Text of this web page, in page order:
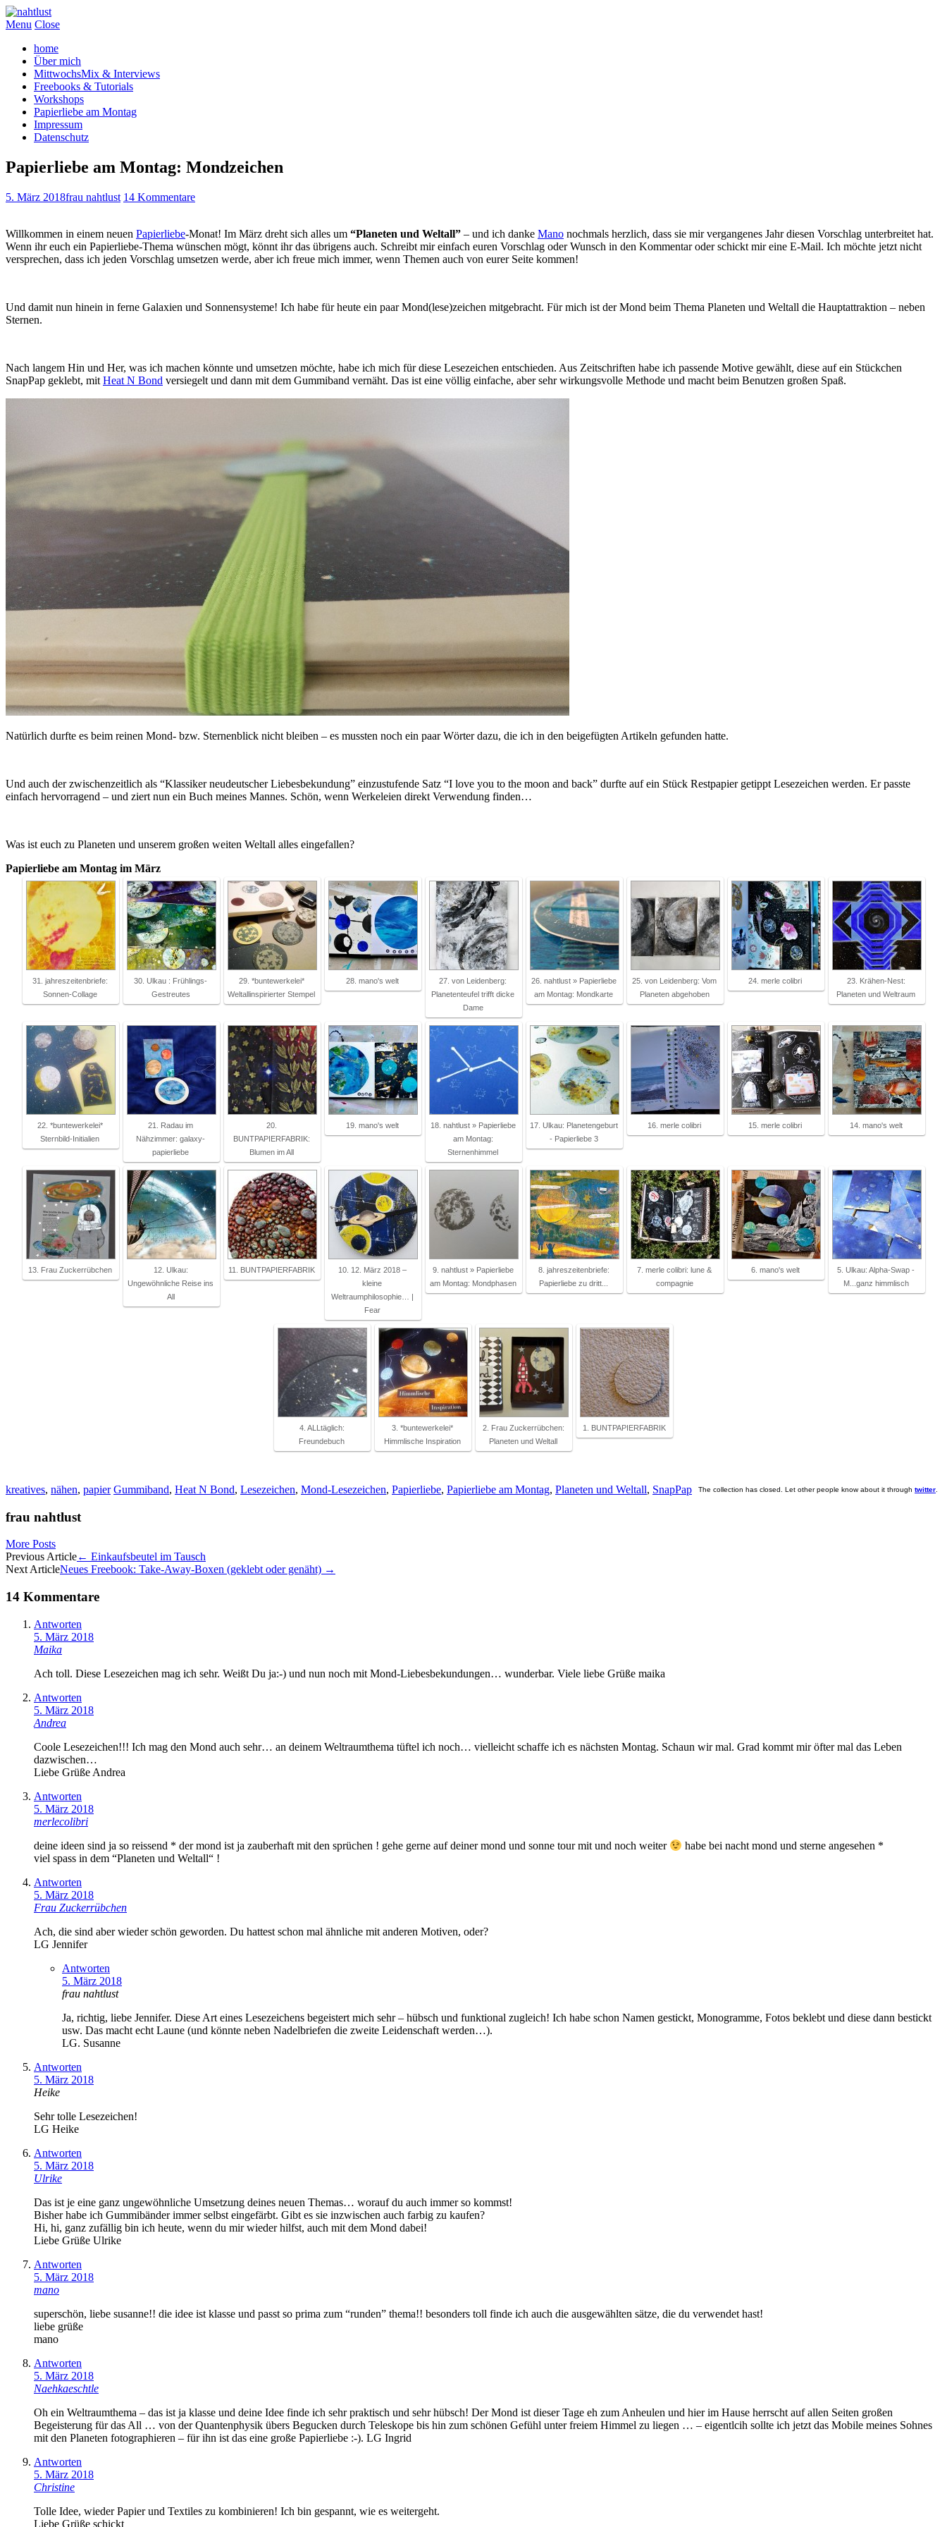
Menu Close
home
Über mich
MittwochsMix & Interviews
Freebooks & Tutorials
Workshops
Papierliebe am Montag
Impressum
Datenschutz
Papierliebe am Montag: Mondzeichen
5. März 2018frau nahtlust 14 Kommentare
Willkommen in einem neuen Papierliebe-Monat! Im März dreht sich alles um “Planeten und Weltall” – und ich danke Mano nochmals herzlich, dass sie mir vergangenes Jahr diesen Vorschlag unterbreitet hat.
Wenn ihr euch ein Papierliebe-Thema wünschen mögt, könnt ihr das übrigens auch. Schreibt mir einfach euren Vorschlag oder Wunsch in den Kommentar oder schickt mir eine E-Mail. Ich möchte jetzt nicht
versprechen, dass ich jeden Vorschlag umsetzen werde, aber ich freue mich immer, wenn Themen auch von eurer Seite kommen!
Und damit nun hinein in ferne Galaxien und Sonnensysteme! Ich habe für heute ein paar Mond(lese)zeichen mitgebracht. Für mich ist der Mond beim Thema Planeten und Weltall die Hauptattraktion – neben
Sternen.
Nach langem Hin und Her, was ich machen könnte und umsetzen möchte, habe ich mich für diese Lesezeichen entschieden. Aus Zeitschriften habe ich passende Motive gewählt, diese auf ein Stückchen
SnapPap geklebt, mit Heat N Bond versiegelt und dann mit dem Gummiband vernäht. Das ist eine völlig einfache, aber sehr wirkungsvolle Methode und macht beim Benutzen großen Spaß.
Natürlich durfte es beim reinen Mond- bzw. Sternenblick nicht bleiben – es mussten noch ein paar Wörter dazu, die ich in den beigefügten Artikeln gefunden hatte.
Und auch der zwischenzeitlich als “Klassiker neudeutscher Liebesbekundung” einzustufende Satz “I love you to the moon and back” durfte auf ein Stück Restpapier getippt Lesezeichen werden. Er passte
einfach hervorragend – und ziert nun ein Buch meines Mannes. Schön, wenn Werkeleien direkt Verwendung finden…
Was ist euch zu Planeten und unserem großen weiten Weltall alles eingefallen?
Papierliebe am Montag im März
31. jahreszeitenbriefe:
Sonnen-Collage
30. Ulkau : Frühlings-
Gestreutes
29. *buntewerkelei*
Weltallinspirierter Stempel
28. mano's welt
27. von Leidenberg:
Planetenteufel trifft dicke
Dame
26. nahtlust » Papierliebe
am Montag: Mondkarte
25. von Leidenberg: Vom
Planeten abgehoben
24. merle colibri
23. Krähen-Nest:
Planeten und Weltraum
22. *buntewerkelei*
Sternbild-Initialien
21. Radau im
Nähzimmer: galaxy-
papierliebe
20.
BUNTPAPIERFABRIK:
Blumen im All
19. mano's welt
18. nahtlust » Papierliebe
am Montag:
Sternenhimmel
17. Ulkau: Planetengeburt
- Papierliebe 3
16. merle colibri 15. merle colibri 14. mano's welt
13. Frau Zuckerrübchen
12. Ulkau:
Ungewöhnliche Reise ins
All
11. BUNTPAPIERFABRIK
10. 12. März 2018 –
kleine
Weltraumphilosophie… |
Fear
9. nahtlust » Papierliebe
am Montag: Mondphasen
8. jahreszeitenbriefe:
Papierliebe zu dritt...
7. merle colibri: lune &
compagnie
6. mano's welt
5. Ulkau: Alpha-Swap -
M...ganz himmlisch
4. ALLtäglich:
Freundebuch
3. *buntewerkelei*
Himmlische Inspiration
2. Frau Zuckerrübchen:
Planeten und Weltall
1. BUNTPAPIERFABRIK
The collection has closed. Let other people know about it through twitter
kreatives, nähen, papier Gummiband, Heat N Bond, Lesezeichen, Mond-Lesezeichen, Papierliebe, Papierliebe am Montag, Planeten und Weltall, SnapPap
frau nahtlust
More Posts
Artikel-
Navigation
Previous Article← Einkaufsbeutel im Tausch
Next ArticleNeues Freebook: Take-Away-Boxen (geklebt oder genäht) →
14 Kommentare
Antworten
5. März 2018
Maika
Ach toll. Diese Lesezeichen mag ich sehr. Weißt Du ja:-) und nun noch mit Mond-Liebesbekundungen… wunderbar. Viele liebe Grüße maika
Antworten
5. März 2018
Andrea
Coole Lesezeichen!!! Ich mag den Mond auch sehr… an deinem Weltraumthema tüftel ich noch… vielleicht schaffe ich es nächsten Montag. Schaun wir mal. Grad kommt mir öfter mal das Leben
dazwischen…
Liebe Grüße Andrea
Antworten
5. März 2018
merlecolibri
deine ideen sind ja so reissend * der mond ist ja zauberhaft mit den sprüchen ! gehe gerne auf deiner mond und sonne tour mit und noch weiter
habe bei nacht mond und sterne angesehen *
viel spass in dem “Planeten und Weltall“ !
Antworten
5. März 2018
Frau Zuckerrübchen
Ach, die sind aber wieder schön geworden. Du hattest schon mal ähnliche mit anderen Motiven, oder?
LG Jennifer
Antworten
5. März 2018
frau nahtlust
Ja, richtig, liebe Jennifer. Diese Art eines Lesezeichens begeistert mich sehr – hübsch und funktional zugleich! Ich habe schon Namen gestickt, Monogramme, Fotos beklebt und diese dann bestickt
usw. Das macht echt Laune (und könnte neben Nadelbriefen die zweite Leidenschaft werden…).
LG. Susanne
Antworten
5. März 2018
Heike
Sehr tolle Lesezeichen!
LG Heike
Antworten
5. März 2018
Ulrike
Das ist je eine ganz ungewöhnliche Umsetzung deines neuen Themas… worauf du auch immer so kommst!
Bisher habe ich Gummibänder immer selbst eingefärbt. Gibt es sie inzwischen auch farbig zu kaufen?
Hi, hi, ganz zufällig bin ich heute, wenn du mir wieder hilfst, auch mit dem Mond dabei!
Liebe Grüße Ulrike
Antworten
5. März 2018
mano
superschön, liebe susanne!! die idee ist klasse und passt so prima zum “runden” thema!! besonders toll finde ich auch die ausgewählten sätze, die du verwendet hast!
liebe grüße
mano
Antworten
5. März 2018
Naehkaeschtle
Oh ein Weltraumthema – das ist ja klasse und deine Idee finde ich sehr praktisch und sehr hübsch! Der Mond ist dieser Tage eh zum Anheulen und hier im Hause herrscht auf allen Seiten großen
Begeisterung für das All … von der Quantenphysik übers Begucken durch Teleskope bis hin zum schönen Gefühl unter freiem Himmel zu liegen … – eigentlcih sollte ich jetzt das Mobile meines Sohnes
mit den Planeten fotographieren – für ihn ist das eine große Papierliebe :-). LG Ingrid
Antworten
5. März 2018
Christine
Tolle Idee, wieder Papier und Textiles zu kombinieren! Ich bin gespannt, wie es weitergeht.
Liebe Grüße schickt